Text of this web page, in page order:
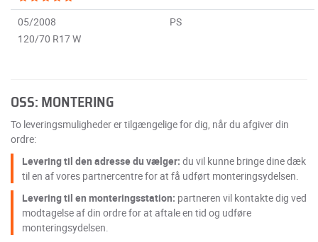
05/2008
PS
120/70 R17 W
OSS: MONTERING
To leveringsmuligheder er tilgængelige for dig, når du afgiver din
ordre:
Levering til den adresse du vælger: du vil kunne bringe dine dæk
til en af vores partnercentre for at få udført monteringsydelsen.
Levering til en monteringsstation: partneren vil kontakte dig ved
modtagelse af din ordre for at aftale en tid og udføre
monteringsydelsen.